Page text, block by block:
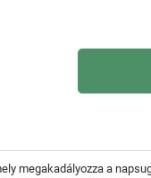
megakadályozza a